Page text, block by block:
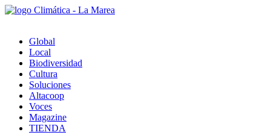
Global
Local
Biodiversidad
Cultura
Soluciones
Altacoop
Voces
Magazine
TIENDA